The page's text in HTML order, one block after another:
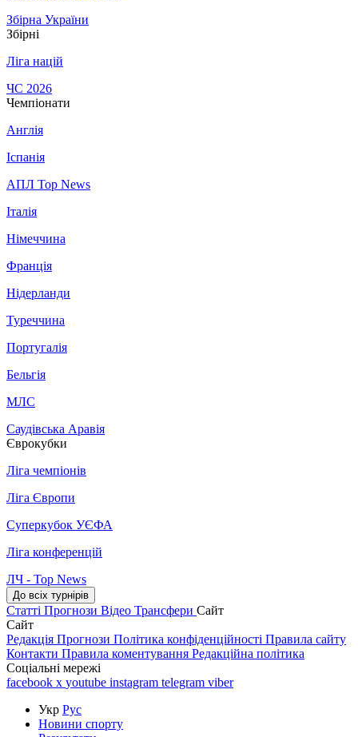
Збірна України
Збірні
Ліга націй
ЧС 2026
Чемпіонати
Англія
Іспанія
АПЛ Top News
Італія
Німеччина
Франція
Нідерланди
Туреччина
Португалія
Бельгія
МЛС
Саудівська Аравія
Єврокубки
Ліга чемпіонів
Ліга Європи
Суперкубок УЄФА
Ліга конференцій
ЛЧ - Top News
До всіх турнірів
Статті Прогнози Відео Трансфери Сайт
Сайт
Редакція Прогнози Політика конфіденційності Правила сайту
Контакти Правила коментування Редакційна політика
Соціальні мережі
facebook x youtube instagram telegram viber
Укр Рус
Новини спорту